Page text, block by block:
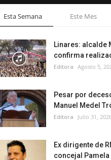
Esta Semana Este Mes
Linares: alcalde
confirma
Editora Agosto 5,
Pesar por
Manuel Medel
Editora Julio 31,
Ex dirigente de
concejal Pamela